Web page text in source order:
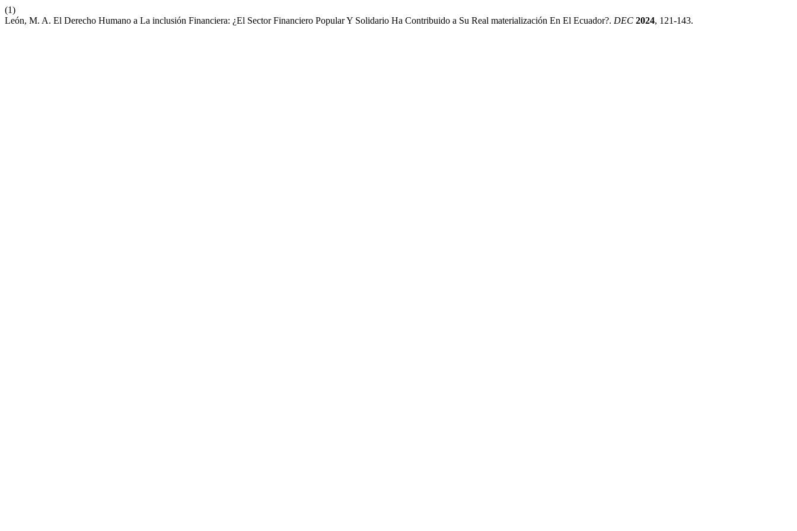
(1)
León, M. A. El Derecho Humano a La inclusión Financiera: ¿El Sector Financiero Popular Y Solidario Ha Contribuido a Su Real materialización En El Ecuador?. DEC 2024, 121-143.